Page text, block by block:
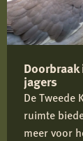
regels
geven
provincies
meer
mogelijkheden
wolvenbeheer
jagers
De Tweede
ruimte
meer voor